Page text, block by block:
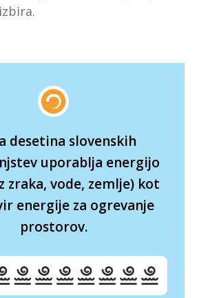
desetina slovenskih
uporablja energijo
zraka, vode, zemlje) kot
energije za ogrevanje
prostorov.